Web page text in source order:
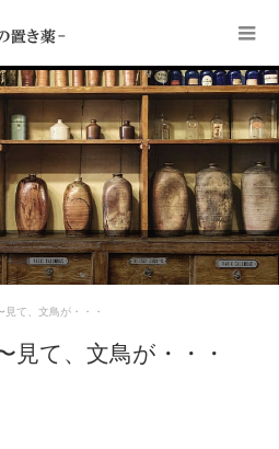
て、文鳥が・・・
見て、文鳥が・・・